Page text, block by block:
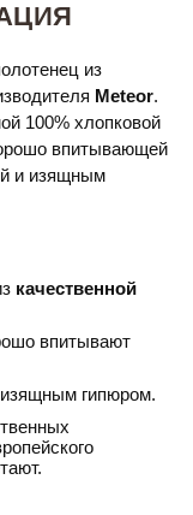
из
Meteor.
100% хлопковой
впитывающей
и изящным
качественной
впитывают
гипюром.